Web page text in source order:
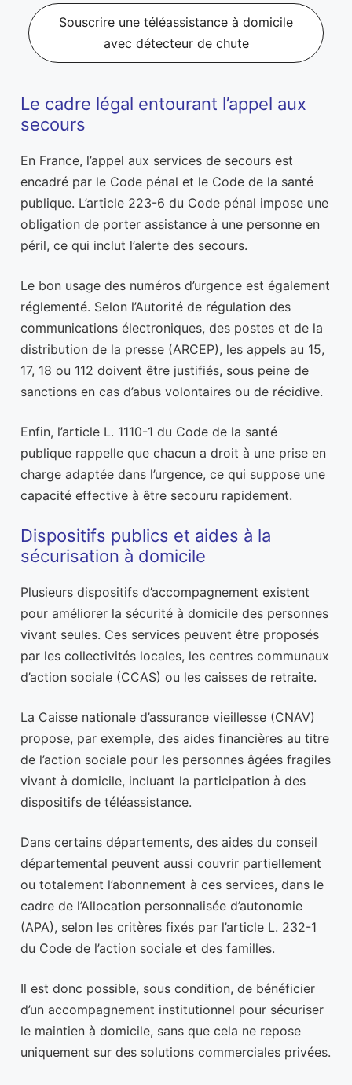
Souscrire une téléassistance à domicile
avec détecteur de chute
Le cadre légal entourant l’appel aux
secours
En France, l’appel aux services de secours est
encadré par le Code pénal et le Code de la santé
publique. L’article 223-6 du Code pénal impose une
obligation de porter assistance à une personne en
péril, ce qui inclut l’alerte des secours.
Le bon usage des numéros d’urgence est également
réglementé. Selon l’Autorité de régulation des
communications électroniques, des postes et de la
distribution de la presse (ARCEP), les appels au 15,
17, 18 ou 112 doivent être justifiés, sous peine de
sanctions en cas d’abus volontaires ou de récidive.
Enfin, l’article L. 1110-1 du Code de la santé
publique rappelle que chacun a droit à une prise en
charge adaptée dans l’urgence, ce qui suppose une
capacité effective à être secouru rapidement.
Dispositifs publics et aides à la
sécurisation à domicile
Plusieurs dispositifs d’accompagnement existent
pour améliorer la sécurité à domicile des personnes
vivant seules. Ces services peuvent être proposés
par les collectivités locales, les centres communaux
d’action sociale (CCAS) ou les caisses de retraite.
La Caisse nationale d’assurance vieillesse (CNAV)
propose, par exemple, des aides financières au titre
de l’action sociale pour les personnes âgées fragiles
vivant à domicile, incluant la participation à des
dispositifs de téléassistance.
Dans certains départements, des aides du conseil
départemental peuvent aussi couvrir partiellement
ou totalement l’abonnement à ces services, dans le
cadre de l’Allocation personnalisée d’autonomie
(APA), selon les critères fixés par l’article L. 232-1
du Code de l’action sociale et des familles.
Il est donc possible, sous condition, de bénéficier
d’un accompagnement institutionnel pour sécuriser
le maintien à domicile, sans que cela ne repose
uniquement sur des solutions commerciales privées.